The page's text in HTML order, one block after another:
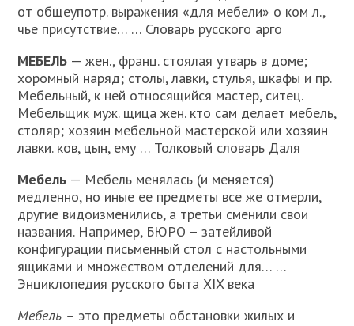
от общеупотр. выражения «для мебели» о ком л.,
чье присутствие… … Словарь русского арго
МЕБЕЛЬ — жен., франц. стоялая утварь в доме;
хоромный наряд; столы, лавки, стулья, шкафы и пр.
Мебельный, к ней относящийся мастер, ситец.
Мебельщик муж. щица жен. кто сам делает мебель,
столяр; хозяин мебельной мастерской или хозяин
лавки. ков, цын, ему … Толковый словарь Даля
Мебель — Мебель менялась (и меняется)
медленно, но иные ее предметы все же отмерли,
другие видоизменились, а третьи сменили свои
названия. Например, БЮРО – затейливой
конфигурации письменный стол с настольными
ящиками и множеством отделений для… …
Энциклопедия русского быта XIX века
Мебель – это предметы обстановки жилых и